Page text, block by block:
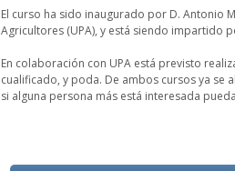
El curso ha sido inaugurado por D. Antonio
Agricultores (UPA), y está siendo impartido
En colaboración con UPA está previsto
cualificado, y poda. De ambos cursos ya
si alguna persona más está interesada